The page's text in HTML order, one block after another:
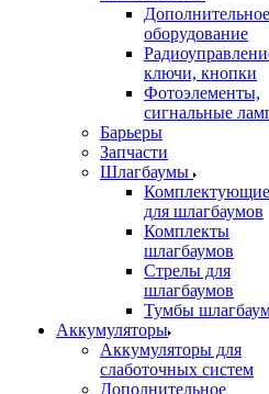
Дополнительное
оборудование
ключи, кнопки
Фотоэлементы,
сигнальные
Барьеры
Запчасти
Шлагбаумы
Комплектующие
для шлагбаумов
Комплекты
шлагбаумов
Стрелы для
шлагбаумов
Тумбы
Аккумуляторы
Аккумуляторы для
слаботочных систем
Дополнительное